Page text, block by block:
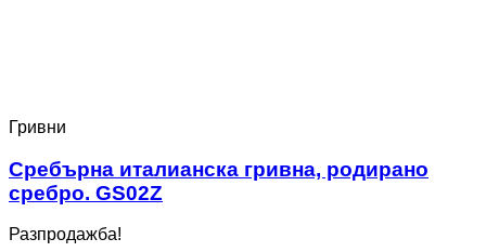
Гривни
Сребърна италианска гривна, родирано
сребро. GS02Z
Разпродажба!